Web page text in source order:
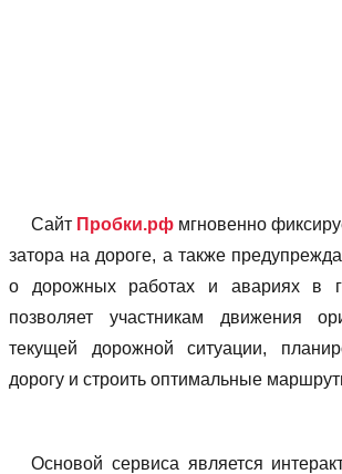
Сайт Пробки.рф мгновенно
затора на дороге, а также
о дорожных работах и авариях в
позволяет учаcтникам движения
текущей дорожной ситуации,
дорогу и строить оптимальные
Основой сервиса является